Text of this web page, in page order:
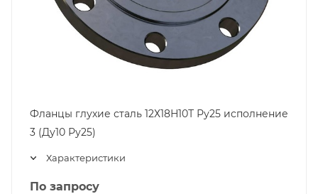
Фланцы глухие сталь 12Х18Н10Т Ру25 исполнение
3 (Ду10 Ру25)
Характеристики
По запросу